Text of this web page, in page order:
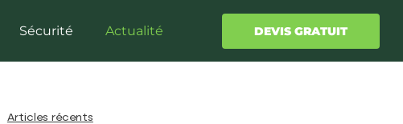
Sécurité Actualité DEVIS GRATUIT
Articles récents